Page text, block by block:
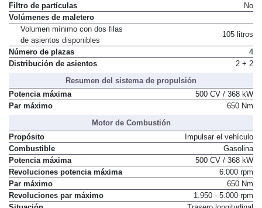
Filtro de partículas
No
Volúmenes de maletero
Volumen mínimo con dos filas
de asientos disponibles
105 litros
Número de plazas
4
Distribución de asientos
2 + 2
Resumen del sistema de propulsión
Potencia máxima
500 CV / 368 kW
Par máximo
650 Nm
Motor de Combustión
Propósito
Impulsar el vehículo
Combustible
Gasolina
Potencia máxima
500 CV / 368 kW
Revoluciones potencia máxima
6.000 rpm
Par máximo
650 Nm
Revoluciones par máximo
1.950 - 5.000 rpm